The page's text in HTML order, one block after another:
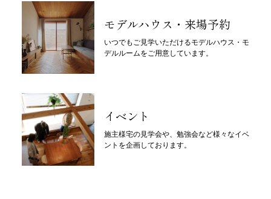
モデルハウス・来場予約
いつでもご見学いただけるモデルハウス・モ
デルルームをご用意しています。
イベント
施主様宅の見学会や、勉強会など様々なイベ
ントを企画しております。